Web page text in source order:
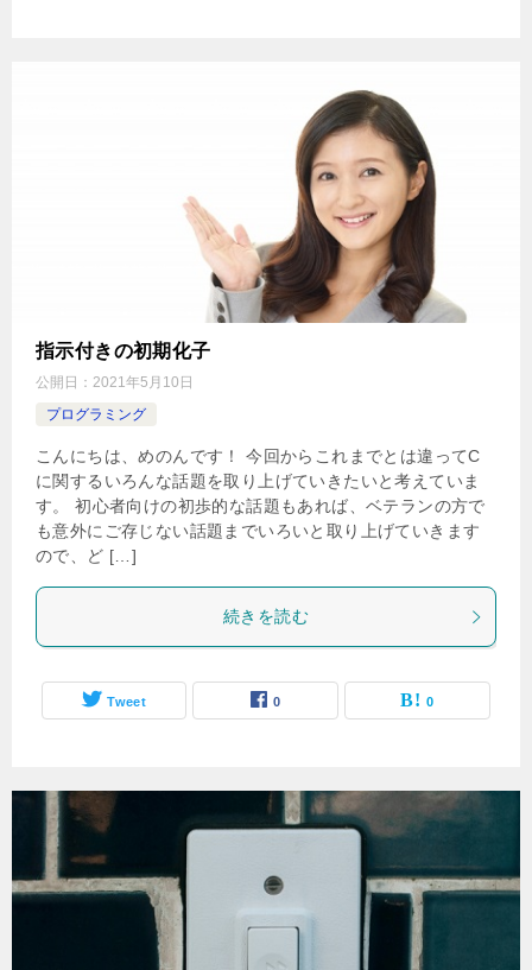
指示付きの初期化子
公開日： 2021年5月10日
プログラミング
こんにちは、めのんです！ 今回からこれまでとは違ってC
に関するいろんな話題を取り上げていきたいと考えていま
す。 初心者向けの初歩的な話題もあれば、ベテランの方で
も意外にご存じない話題までいろいと取り上げていきます
ので、ど […]
続きを読む
Tweet 0 0